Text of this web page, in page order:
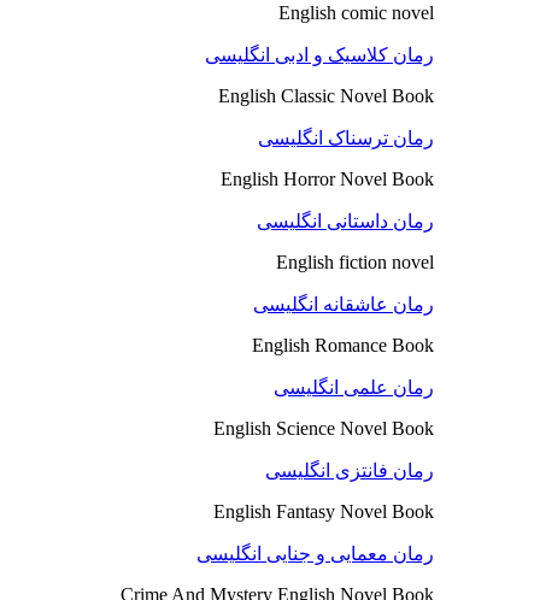
English comic novel
رمان کلاسیک و ادبی انگلیسی
English Classic Novel Book
رمان ترسناک انگلیسی
English Horror Novel Book
رمان داستانی انگلیسی
English fiction novel
رمان عاشقانه انگلیسی
English Romance Book
رمان علمی انگلیسی
English Science Novel Book
رمان فانتزی انگلیسی
English Fantasy Novel Book
رمان معمایی و جنایی انگلیسی
Crime And Mystery English Novel Book